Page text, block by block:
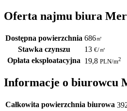
Oferta najmu biura
Dostępna powierzchnia 686㎡
Stawka czynszu 13 €/㎡
Opłata eksploatacyjna 19,8 PLN/m2
Informacje o biurowcu
Całkowita powierzchnia biurowa